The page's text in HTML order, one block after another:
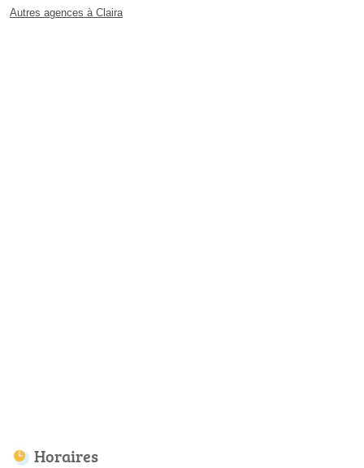
Autres agences à Claira
Horaires